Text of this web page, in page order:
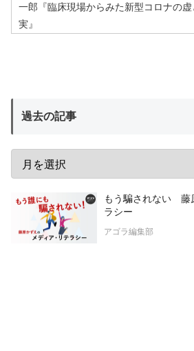
一郎『臨床現場からみた新型コロナの虚
実』
過去の記事
もう騙されない 藤
ラシー
アゴラ編集部